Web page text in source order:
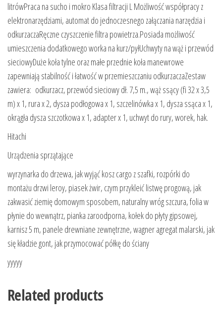
litrówPraca na sucho i mokro Klasa filtracji L Możliwość współpracy z
elektronarzędziami, automat do jednoczesnego załączania narzędzia i
odkurzaczaRęczne czyszczenie filtra powietrza.Posiada możliwość
umieszczenia dodatkowego worka na kurz/pyłUchwyty na wąż i przewód
sieciowyDuże koła tylne oraz małe przednie koła manewrowe
zapewniają stabilność i łatwość w przemieszczaniu odkurzaczaZestaw
zawiera: odkurzacz, przewód sieciowy dł. 7,5 m., wąż ssący (fi 32 x 3,5
m) x 1, rura x 2, dysza podłogowa x 1, szczelinówka x 1, dysza ssąca x 1,
okrągła dysza szczotkowa x 1, adapter x 1, uchwyt do rury, worek, hak.
Hitachi
Urządzenia sprzątające
wyrzynarka do drzewa, jak wyjąć kosz cargo z szafki, rozpórki do
montażu drzwi leroy, piasek żwir, czym przykleić listwę progową, jak
zakwasić ziemię domowym sposobem, naturalny wróg szczura, folia w
płynie do wewnątrz, pianka zaroodporna, kołek do płyty gipsowej,
karnisz 5 m, panele drewniane zewnętrzne, wagner agregat malarski, jak
się kładzie gont, jak przymocować półkę do ściany
yyyyy
Related products